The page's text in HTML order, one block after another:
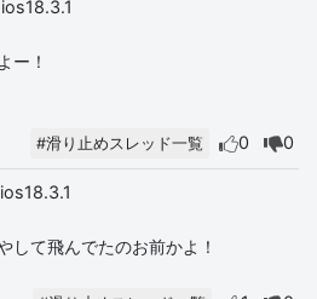
ー！
#滑り止めスレッド一覧 0 0
して飛んでたのお前かよ！